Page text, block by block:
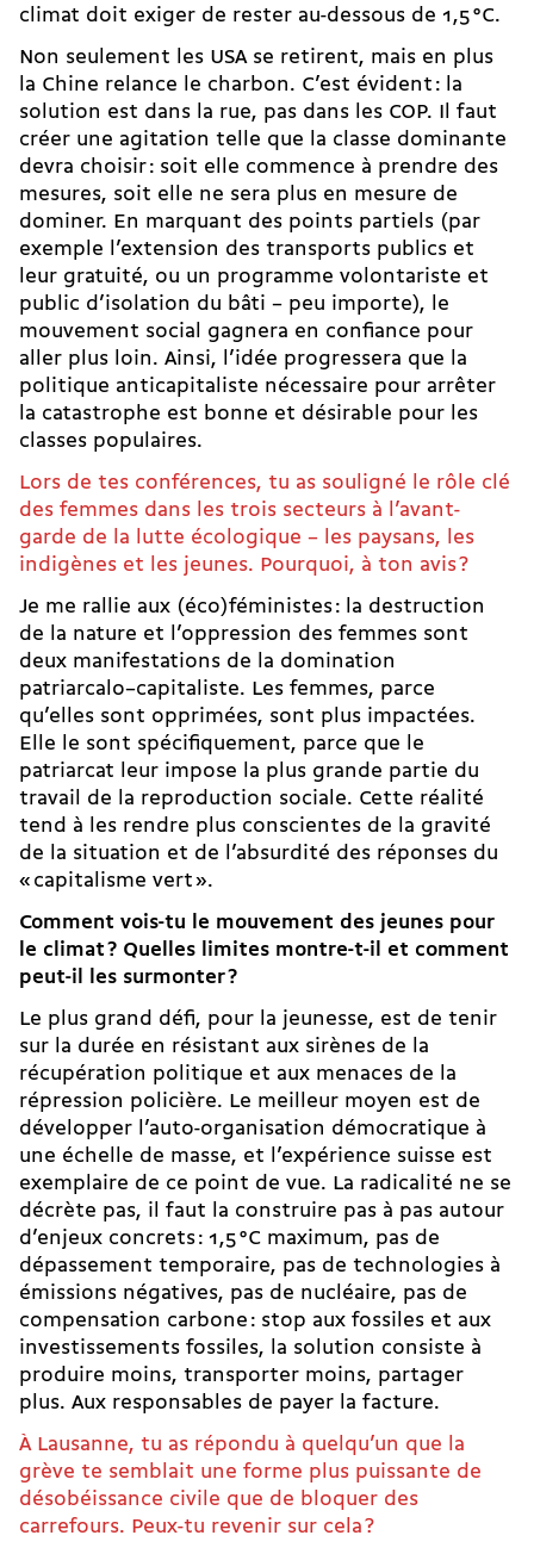
climat doit exiger de rester au-dessous de 1,5 °C.
Non seulement les USA se retirent, mais en plus
la Chine relance le charbon. C’est évident : la
solution est dans la rue, pas dans les COP. Il faut
créer une agitation telle que la classe dominante
devra choisir : soit elle commence à prendre des
mesures, soit elle ne sera plus en mesure de
dominer. En marquant des points partiels (par
exemple l’extension des transports publics et
leur gratuité, ou un programme volontariste et
public d’isolation du bâti – peu importe), le
mouvement social gagnera en confiance pour
aller plus loin. Ainsi, l’idée progressera que la
politique anticapitaliste nécessaire pour arrêter
la catastrophe est bonne et désirable pour les
classes populaires.
Lors de tes conférences, tu as souligné le rôle clé
des femmes dans les trois secteurs à l’avant-
garde de la lutte écologique – les paysans, les
indigènes et les jeunes. Pourquoi, à ton avis ?
Je me rallie aux (éco)féministes : la destruction
de la nature et l’oppression des femmes sont
deux manifestations de la domination
patriarcalo–capitaliste. Les femmes, parce
qu’elles sont opprimées, sont plus impactées.
Elle le sont spécifiquement, parce que le
patriarcat leur impose la plus grande partie du
travail de la reproduction sociale. Cette réalité
tend à les rendre plus conscientes de la gravité
de la situation et de l’absurdité des réponses du
« capitalisme vert ».
Comment vois-tu le mouvement des jeunes pour
le climat ? Quelles limites montre-t-il et comment
peut-il les surmonter ?
Le plus grand défi, pour la jeunesse, est de tenir
sur la durée en résistant aux sirènes de la
récupération politique et aux menaces de la
répression policière. Le meilleur moyen est de
développer l’auto-organisation démocratique à
une échelle de masse, et l’expérience suisse est
exemplaire de ce point de vue. La radicalité ne se
décrète pas, il faut la construire pas à pas autour
d’enjeux concrets : 1,5 °C maximum, pas de
dépassement temporaire, pas de technologies à
émissions négatives, pas de nucléaire, pas de
compensation carbone : stop aux fossiles et aux
investissements fossiles, la solution consiste à
produire moins, transporter moins, partager
plus. Aux responsables de payer la facture.
À Lausanne, tu as répondu à quelqu’un que la
grève te semblait une forme plus puissante de
désobéissance civile que de bloquer des
carrefours. Peux-tu revenir sur cela ?